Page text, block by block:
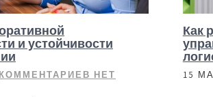
и устойчивости
КОММЕНТАРИЕВ НЕТ
Как
15